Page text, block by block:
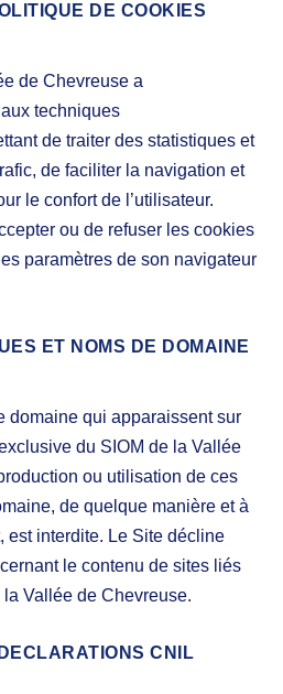
DE COOKIES
de Chevreuse a
techniques
de traiter des statistiques et
de faciliter la navigation et
le confort de l’utilisateur.
ou de refuser les cookies
paramètres de son navigateur
ET NOMS DE DOMAINE
domaine qui apparaissent sur
du SIOM de la Vallée
ou utilisation de ces
de quelque manière et à
est interdite. Le Site décline
le contenu de sites liés
Vallée de Chevreuse.
CNIL